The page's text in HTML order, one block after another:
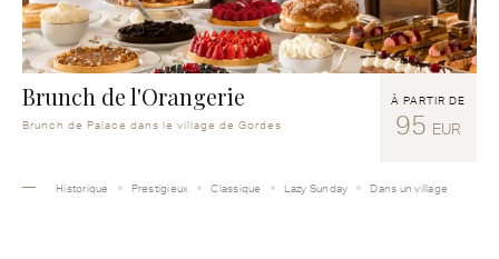
Brunch de l'Orangerie
Brunch de Palace dans le village de Gordes
À PARTIR DE
95 EUR
Historique Prestigieux Classique Lazy Sunday Dans un village